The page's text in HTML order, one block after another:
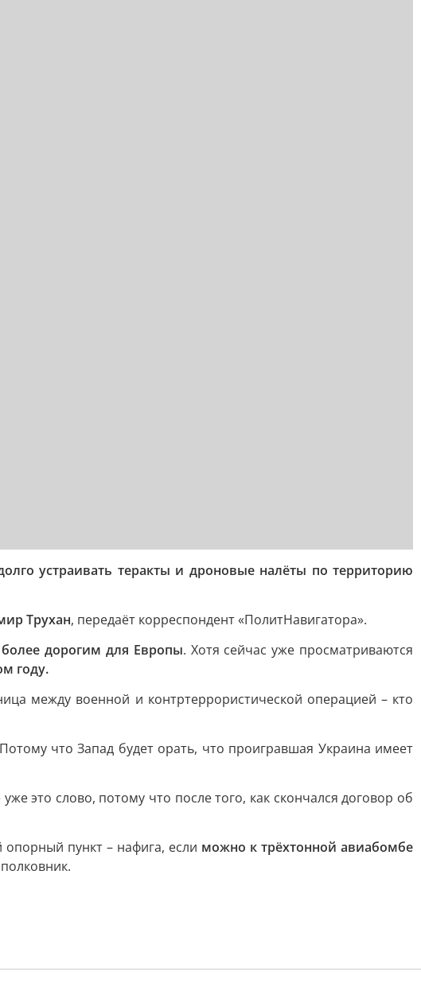
устраивать теракты и дроновые налёты по территорию
Трухан, передаёт корреспондент «ПолитНавигатора».
дорогим для Европы. Хотя сейчас уже просматриваются
году.
между военной и контртеррористической операцией – кто
что Запад будет орать, что проигравшая Украина имеет
это слово, потому что после того, как скончался договор об
пункт – нафига, если можно к трёхтонной авиабомбе